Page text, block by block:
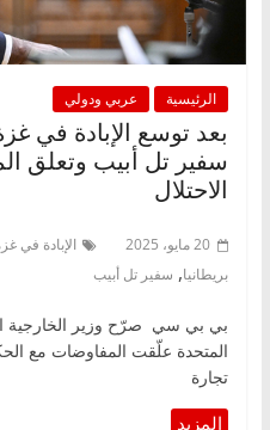
الرئيسية عربي ودولي
بعد توسع الإبادة في
سفير تل أبيب وتعلق
الاحتلال
20 مايو، 2025 الإبادة في
بريطانيا, سفير تل أبيب
بي بي سي صرّح وزير الخارجية
المتحدة علّقت المفاوضات مع
تجارة